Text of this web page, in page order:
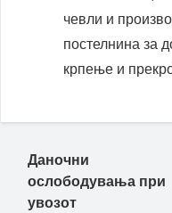
чевли и
постелнина за
крпење и
Пост
Даночни
ослободувања при
увозот